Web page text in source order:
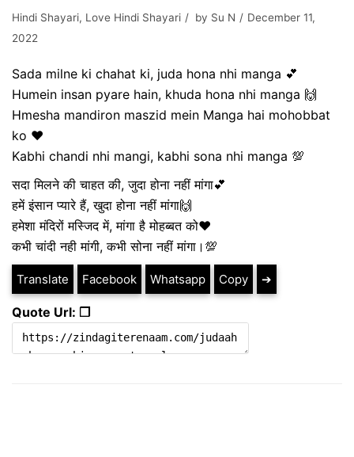
Hindi Shayari, Love Hindi Shayari by Su N
December 11,
2022
Sada milne ki chahat ki, juda hona nhi manga 💕
Humein insan pyare hain, khuda hona nhi manga 🙌
Hmesha mandiron maszid mein Manga hai mohobbat
ko ❤️
Kabhi chandi nhi mangi, kabhi sona nhi manga 💯
सदा मिलने की चाहत की, जुदा होना नहीं मांगा💕
हमें इंसान प्यारे हैं, खुदा होना नहीं मांगा🙌
हमेशा मंदिरों मस्जिद में, मांगा है मोहब्बत को❤️
कभी चांदी नही मांगी, कभी सोना नहीं मांगा।💯
Translate Facebook Whatsapp Copy ➔
Quote Url: ❐